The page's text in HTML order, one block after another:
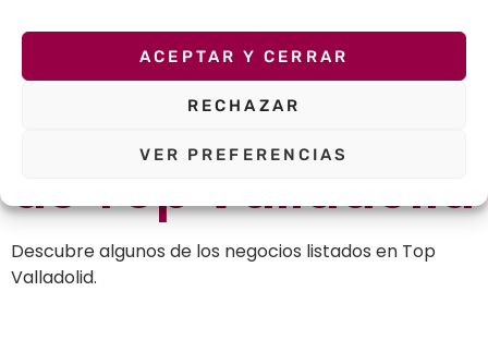
ACEPTAR Y CERRAR
RECHAZAR
VER PREFERENCIAS
Facebook Twitter
Otros negocios
deTop Valladolid
Descubre algunos de los negocios listados en Top
Valladolid.